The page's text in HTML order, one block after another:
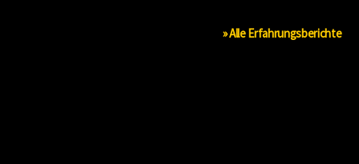
» Alle Erfahrungsberichte